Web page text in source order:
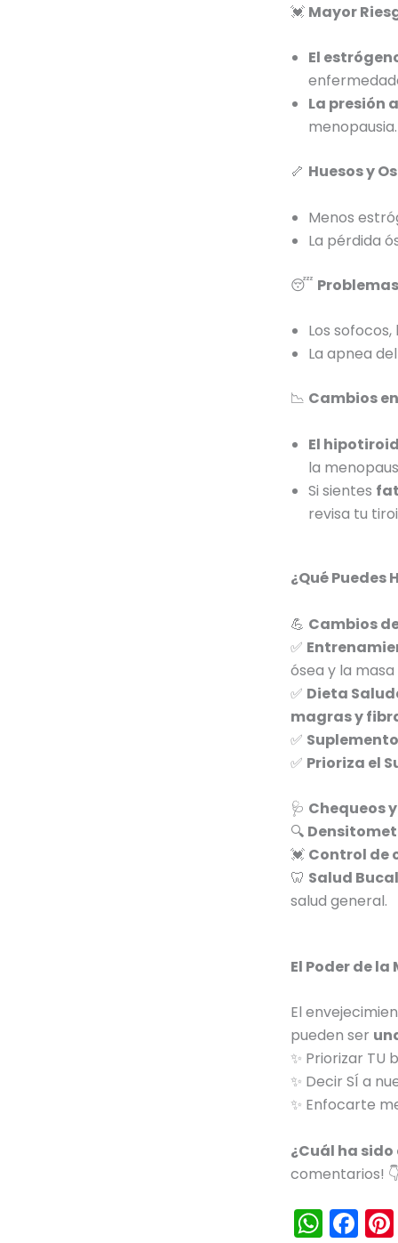
💓 Mayor
El
La presión
menopausia.
🦴 Huesos y
Menos
La pérdida
😴
Los
La apnea
📉 Cambios
El
la
Si sientes
revisa tu
¿Qué Puedes
💪 Cambios
✅
ósea y la
✅ Dieta
magras y
✅
✅ Prioriza el
🩺 Chequeos
🔍
💓 Control de
🦷 Salud Bucal
salud general.
El Poder de
El
pueden ser
✨ Priorizar TU
✨ Decir SÍ a
✨ Enfocarte
¿Cuál ha
comentarios! 👇
W F